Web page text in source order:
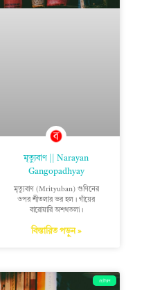
মৃত্যুবাণ || Narayan
Gangopadhyay
মৃত্যুবাণ (Mrityuban) গুণিনের
ওপর শীতলার ভর হল। গাঁয়ের
বারোয়ারি অশথতলা।
বিস্তারিত পড়ুন »
ছোটগল্প